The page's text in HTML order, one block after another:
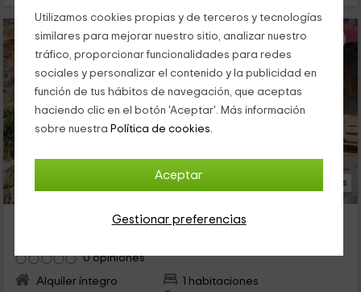
Utilizamos cookies propias y de terceros y tecnologías
similares para mejorar nuestro sitio, analizar nuestro
tráfico, proporcionar funcionalidades para redes
sociales y personalizar el contenido y la publicidad en
función de tus hábitos de navegación, que aceptas
haciendo clic en el botón 'Aceptar'. Más información
sobre nuestra Política de cookies.
Aceptar
Gestionar preferencias
19 Fotos
Casa Fausto- Majuelo
0 opiniones
Alquiler íntegro
1 habitaciones